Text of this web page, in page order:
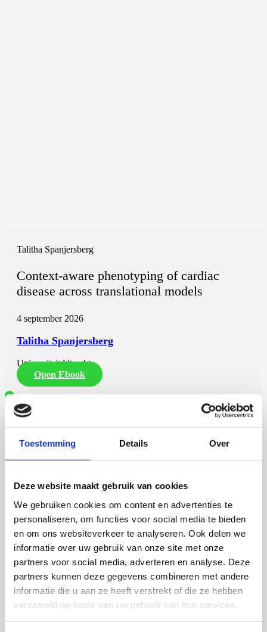
Toestemming Details Over
Deze website maakt gebruik van cookies
We gebruiken cookies om content en advertenties te
personaliseren, om functies voor social media te bieden
en om ons websiteverkeer te analyseren. Ook delen we
informatie over uw gebruik van onze site met onze
partners voor social media, adverteren en analyse. Deze
partners kunnen deze gegevens combineren met andere
informatie die u aan ze heeft verstrekt of die ze hebben
verzameld op basis van uw gebruik van hun services.
Talitha Spanjersberg
Context-aware phenotyping of cardiac
disease across translational models
4 september 2026
Talitha Spanjersberg
Universiteit Utrecht
Open Ebook